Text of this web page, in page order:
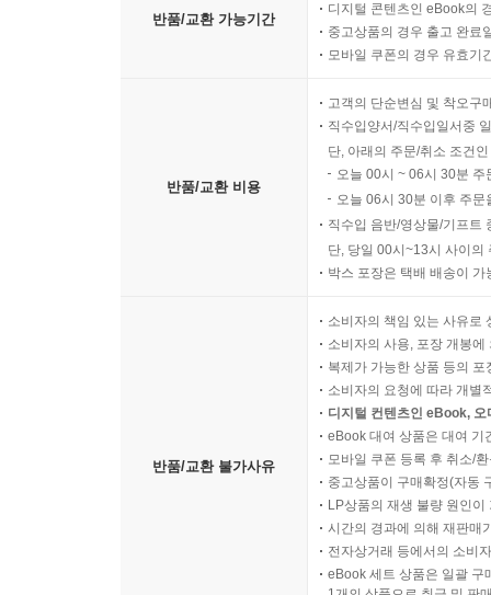
반품/교환 가능기간
디지털 콘텐츠인 eBook의
중고상품의 경우 출고 완료
모바일 쿠폰의 경우 유효기
반품/교환 비용
고객의 단순변심 및 착오구
직수입양서/직수입일서중
단, 아래의 주문/취소 조건
오늘 00시 ~ 06시 30분
오늘 06시 30분 이후 주
직수입 음반/영상물/기프트
단, 당일 00시~13시 사이의
박스 포장은 택배 배송이
반품/교환 불가사유
소비자의 책임 있는 사유로
소비자의 사용, 포장 개봉
복제가 가능한 상품 등의
소비자의 요청에 따라 개별
디지털 컨텐츠인 eBook,
eBook 대여 상품은 대여 기
모바일 쿠폰 등록 후 취소/
중고상품이 구매확정(자동
LP상품의 재생 불량 원인
시간의 경과에 의해 재판매
전자상거래 등에서의 소비
eBook 세트 상품은 일괄 구